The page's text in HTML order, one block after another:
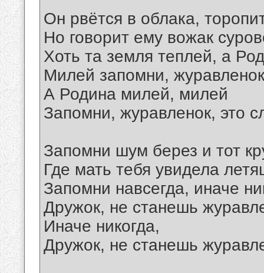
Он рвётся в облака,
Но говорит ему вожак
Хоть та земля теплей, а
Милей запомни,
А Родина милей, милей
Запомни, журавленок, это
Запомни шум берез и тот
Где мать тебя увидела
Запомни навсегда, иначе
Дружок, не станешь
Иначе никогда,
Дружок, не станешь